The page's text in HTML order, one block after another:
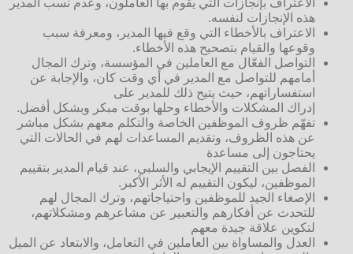
الاعتراف بإنجازات التي يقوم بها العاملون، وعدم نسب المدير
هذه الإنجازات لنفسه.
الاعتراف بالأخطاء التي وقع فيها المدير، ومعرفة سبب
وقوعها والقيام بتصحيح هذه الأخطاء.
التواصل الفعّال مع العاملين في المؤسسة، وترك المجال
أمامهم للتواصل مع المدير في أي وقت كان، والإجابة عن
استفساراتهم، حيث يتيح ذلك للمدير على
إدراك المشكلات والأخطاء وحلها بوقت مبكر وبشكل أفضل.
تفهّم ظروف الموظفين الخاصة والتكلم معهم بشكل مباشر
عن هذه الظروف، وتقديم المساعدات لهم في الحالات التي
يحتاجون إلى مساعدة
الفصل بين التقييم الإيجابي والسلبي، عند قيام المدير بتقييم
الموظفين، ليكون التقييم له الأثر الأكبر.
الإصغاء الجيد للموظفين واحتياجاتهم، وترك المجال لهم
للتحدث عن أفكارهم والتعبير عن مشاعرهم ومشكلاتهم،
لتكوين علاقة جيدة معهم
العدل والمساواة بين العاملين في التعامل، والابتعاد عن الميل